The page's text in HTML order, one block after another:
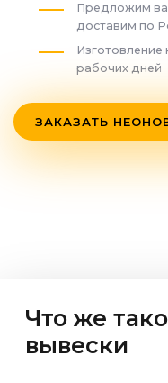
Предложим
доставим по
Изготовление
рабочих дней
ЗАКАЗАТЬ
Что же
вывески